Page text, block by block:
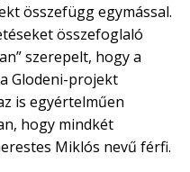
összefügg egymással.
összefoglaló
szerepelt, hogy a
Glodeni-projekt
is egyértelműen
hogy mindkét
Miklós nevű férfi.